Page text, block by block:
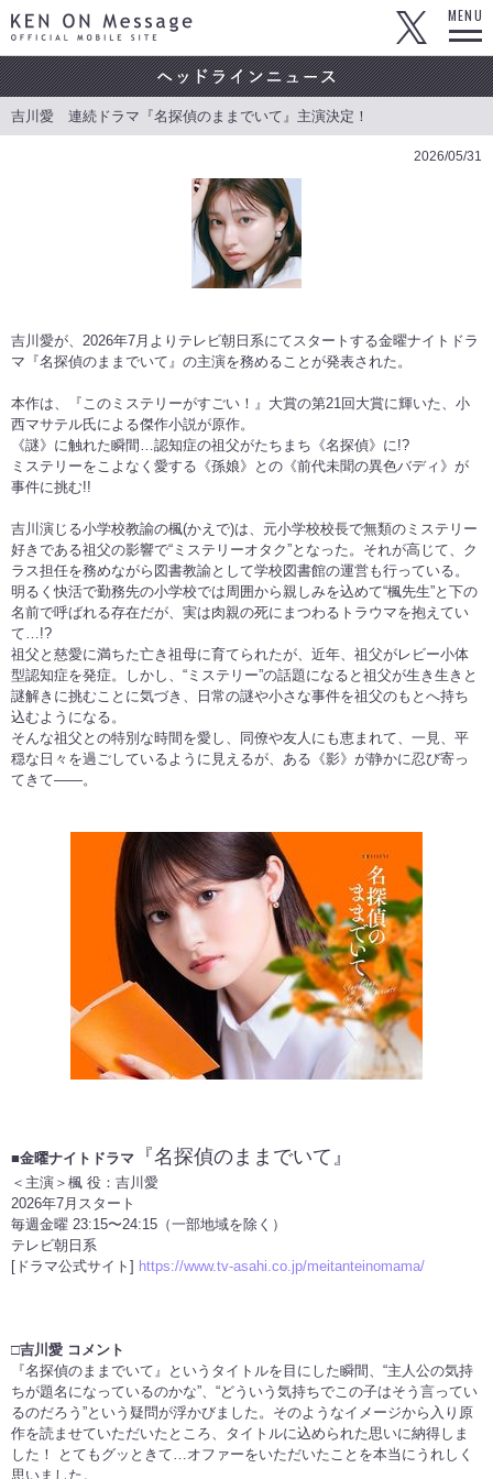
KEN ON Message OFFICIAL MOBILE SITE
MENU
吉川愛 連続ドラマ『名探偵のままでいて』主演決定！
2026/05/31
吉川愛が、2026年7月よりテレビ朝日系にてスタートする金曜ナイトドラ
マ『名探偵のままでいて』の主演を務めることが発表された。
本作は、『このミステリーがすごい！』大賞の第21回大賞に輝いた、小
西マサテル氏による傑作⼩説が原作。
《謎》に触れた瞬間…認知症の祖父がたちまち《名探偵》に!?
ミステリーをこよなく愛する《孫娘》との《前代未聞の異色バディ》が
事件に挑む!!
吉川演じる⼩学校教諭の楓(かえで)は、元⼩学校校⻑で無類のミステリー
好きである祖⽗の影響で“ミステリーオタク”となった。それが⾼じて、ク
ラス担任を務めながら図書教諭として学校図書館の運営も⾏っている。
明るく快活で勤務先の⼩学校では周囲から親しみを込めて“楓先⽣”と下の
名前で呼ばれる存在だが、実は肉親の死にまつわるトラウマを抱えてい
て…!?
祖⽗と慈愛に満ちた亡き祖⺟に育てられたが、近年、祖⽗がレビー⼩体
型認知症を発症。しかし、“ミステリー”の話題になると祖⽗が⽣き⽣きと
謎解きに挑むことに気づき、⽇常の謎や⼩さな事件を祖⽗のもとへ持ち
込むようになる。
そんな祖⽗との特別な時間を愛し、同僚や友⼈にも恵まれて、⼀⾒、平
穏な⽇々を過ごしているように⾒えるが、ある《影》が静かに忍び寄っ
てきて――。
■金曜ナイトドラマ 『名探偵のままでいて』
＜主演＞楓 役：吉川愛
2026年7月スタート
毎週金曜 23:15〜24:15（一部地域を除く）
テレビ朝日系
[ドラマ公式サイト] https://www.tv-asahi.co.jp/meitanteinomama/
□吉川愛 コメント
『名探偵のままでいて』というタイトルを⽬にした瞬間、“主⼈公の気持
ちが題名になっているのかな”、“どういう気持ちでこの⼦はそう⾔ってい
るのだろう”という疑問が浮かびました。そのようなイメージから⼊り原
作を読ませていただいたところ、タイトルに込められた思いに納得しま
した！ とてもグッときて…オファーをいただいたことを本当にうれしく
思いました。